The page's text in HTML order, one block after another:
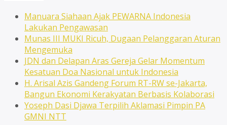
Manuara Siahaan Ajak PEWARNA Indonesia
Lakukan Pengawasan
Munas III MUKI Ricuh, Dugaan Pelanggaran Aturan
Mengemuka
JDN dan Delapan Aras Gereja Gelar Momentum
Kesatuan Doa Nasional untuk Indonesia
H. Arisal Azis Gandeng Forum RT-RW se-Jakarta,
Bangun Ekonomi Kerakyatan Berbasis Kolaborasi
Yoseph Dasi Djawa Terpilih Aklamasi Pimpin PA
GMNI NTT